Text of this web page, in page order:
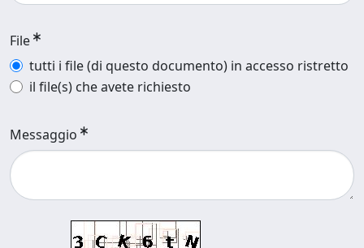
File
tutti i file (di questo documento) in accesso ristretto
il file(s) che avete richiesto
Messaggio